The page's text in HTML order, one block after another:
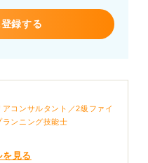
録する
アコンサルタント／2級ファイ
ンニング技能士
を見る